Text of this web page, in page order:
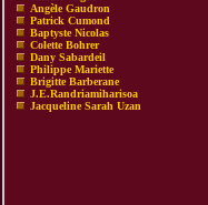
Angèle Gaudron
Patrick Cumond
Baptyste Nicolas
Colette Bohrer
Dany Sabardeil
Philippe Mariette
Brigitte Barberane
J.E.Randriamiharisoa
Jacqueline Sarah Uzan